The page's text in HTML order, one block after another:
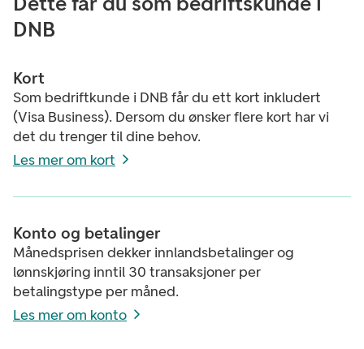
DNB
Kort
Som bedriftkunde i DNB får du ett kort inkludert
(Visa Business). Dersom du ønsker flere kort har vi
det du trenger til dine behov.
Les mer om kort
Konto og betalinger
Månedsprisen dekker innlandsbetalinger og
lønnskjøring inntil 30 transaksjoner per
betalingstype per måned.
Les mer om konto